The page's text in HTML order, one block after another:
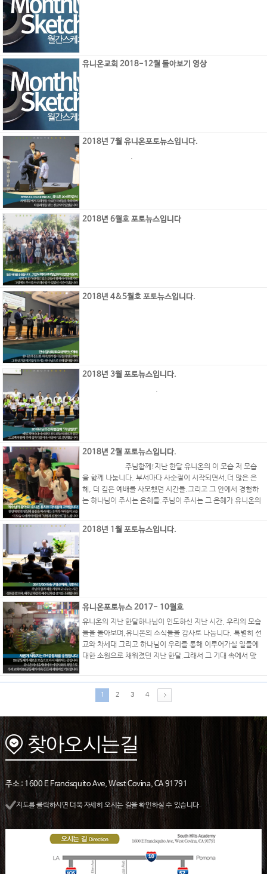
유니온교회 2018-12월 돌아보기 영상
2018년 7월 유니온포토뉴스입니다.
2018년 6월호 포토뉴스입니다
2018년 4&5월호 포토뉴스입니다.
2018년 3월 포토뉴스입니다.
2018년 2월 포토뉴스입니다.
주님함께!지난 한달 유니온의 이 모습 저 모습
을 함께 나눕니다. 부서마다 사순절이 시작되면서,더 많은 은
혜, 더 깊은 예배를 사모했던 시간들.그리고 그 안에서 경험하
는 하나님이 주시는 은혜들.주님이 주시는 그 은혜가 유니온의
2018년 1월 포토뉴스입니다.
유니온포토뉴스 2017- 10월호
유니온의 지난 한달하나님이 인도하신 지난 시간, 우리의 모습
들을 돌아보며,유니온의 소식들을 감사로 나눕니다. 특별히 선
교와 차세대 그리고 하나님이 우리를 통해 이루어가실 일들에
대한 소원으로 채워졌던 지난 한달.그래서 그 기대 속에서 맞
해서 붙잡고 나아가는 공동체가 되길 기대해봅니다. ..
1 2 3 4
주소 : 1600 E Francisquito Ave, West Covina, CA 91791
지도를 클릭하시면 더욱 자세히 오시는 길을 확인하실 수 있습니다.